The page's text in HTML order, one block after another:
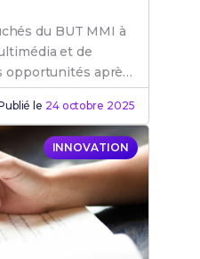
du BUT MMI à
et de
opportunités après
le 24 octobre 2025
INNOVATION